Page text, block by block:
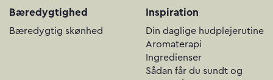
Bæredygtighed
Bæredygtig skønhed
Inspiration
Din daglige hudplejerutine
Aromaterapi
Ingredienser
Sådan får du sundt og